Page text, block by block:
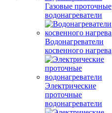
Газовые проточные
водонагреватели
Водонагреватели
косвенного нагрева
Электрические
проточные
водонагреватели